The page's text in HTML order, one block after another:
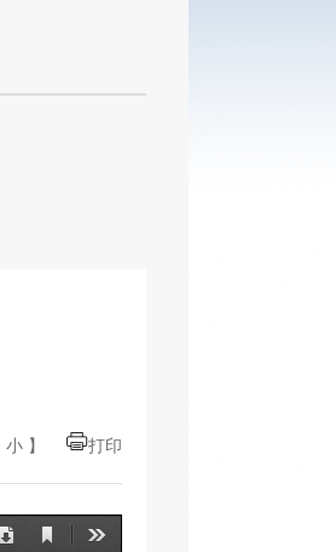
小 】 打印